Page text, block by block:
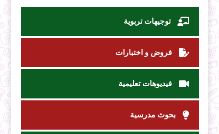
توجيهات تربوية
فروض و اختبارات
فيديوهات تعليمية
بحوث مدرسية